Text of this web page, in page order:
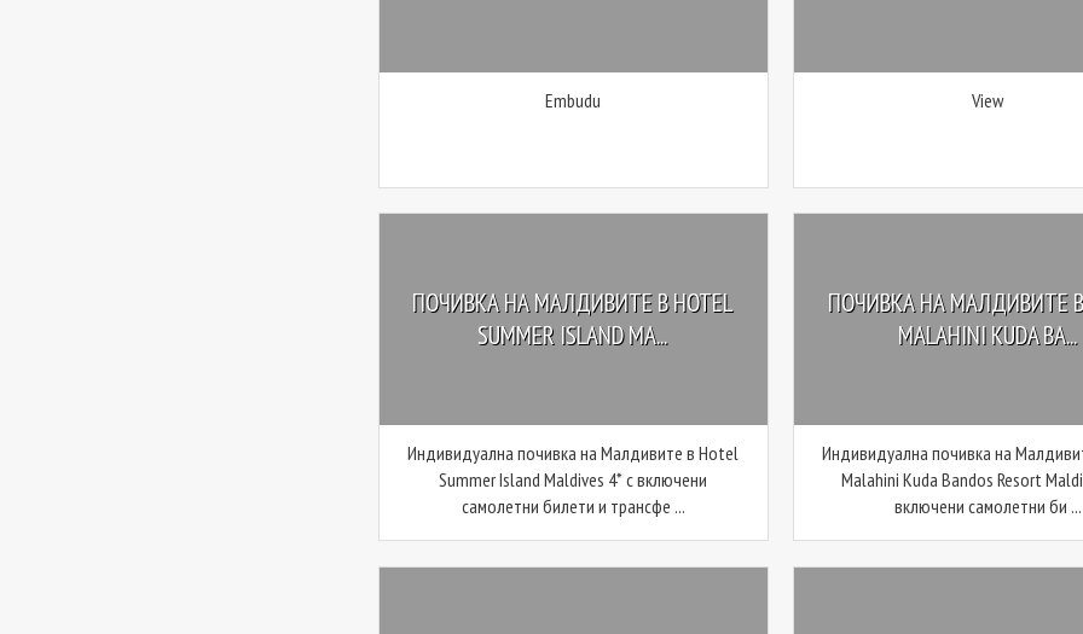
Embudu View
ПОЧИВКА НА МАЛДИВИТЕ В HOTEL
SUMMER ISLAND MA...
Индивидуална почивка на Малдивите в Hotel
Summer Island Maldives 4* с включени
самолетни билети и трансфе ...
ПОЧИВКА НА МАЛДИВИТЕ В
MALAHINI KUDA BA...
Индивидуална почивка на
Malahini Kuda Bandos Resort
включени самолетни би ...